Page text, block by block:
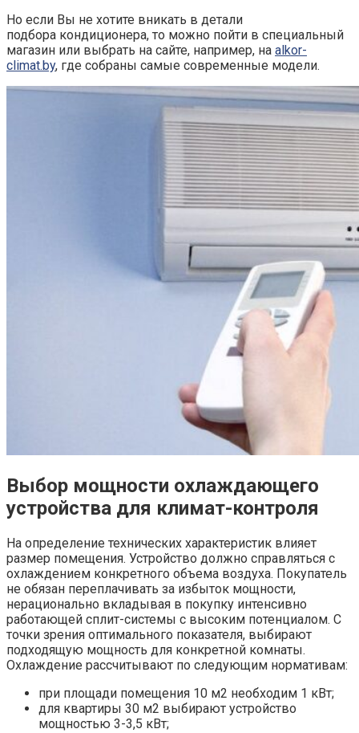
Но если Вы не хотите вникать в детали
подбора кондиционера, то можно пойти в специальный
магазин или выбрать на сайте, например, на alkor-
climat.by, где собраны самые современные модели.
Выбор мощности охлаждающего
устройства для климат-контроля
На определение технических характеристик влияет
размер помещения. Устройство должно справляться с
охлаждением конкретного объема воздуха. Покупатель
не обязан переплачивать за избыток мощности,
нерационально вкладывая в покупку интенсивно
работающей сплит-системы с высоким потенциалом. С
точки зрения оптимального показателя, выбирают
подходящую мощность для конкретной комнаты.
Охлаждение рассчитывают по следующим нормативам:
при площади помещения 10 м2 необходим 1 кВт;
для квартиры 30 м2 выбирают устройство
мощностью 3-3,5 кВт;